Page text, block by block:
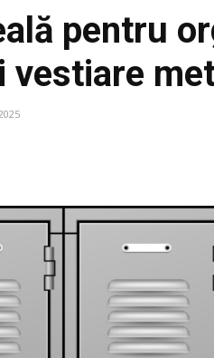
pentru
vestiare